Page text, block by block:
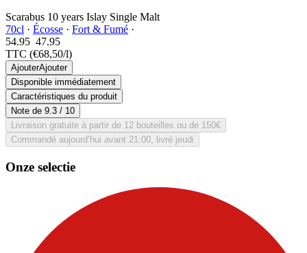
Scarabus 10 years Islay Single Malt
70cl · Écosse · Fort & Fumé ·
54.95 47.95
TTC (€68,50/l)
AjouterAjouter
Disponible immédiatement
Caractéristiques du produit
Note de 9.3 / 10
Livraison gratuite à partir de 12 bouteilles ou de 150€
Commandé aujourd’hui avant 21:00, livré jeudi
Onze selectie